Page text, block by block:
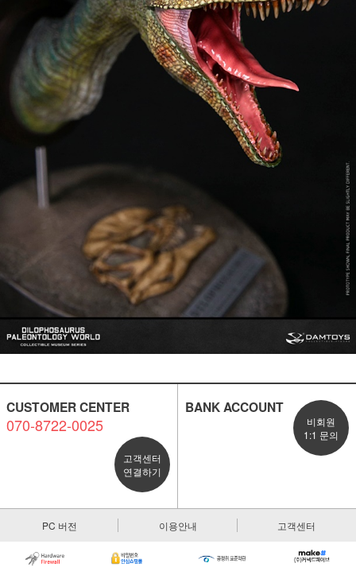
CUSTOMER CENTER
070-8722-0025
고객센터
연결하기
BANK ACCOUNT
비회원
1:1 문의
PC 버전 이용안내 고객센터